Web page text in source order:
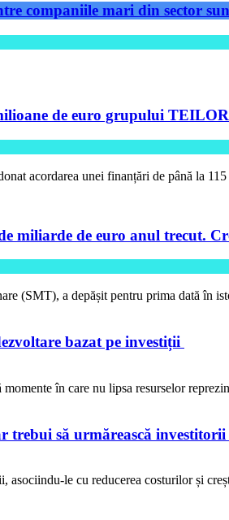
companiile mari din sector
de euro grupului TEILOR
acordarea unei finanțări de până la 115
miliarde de euro anul trecut.
(SMT), a depășit pentru prima dată în
bazat pe investiții
în care nu lipsa resurselor
trebui să urmărească
le cu reducerea costurilor și